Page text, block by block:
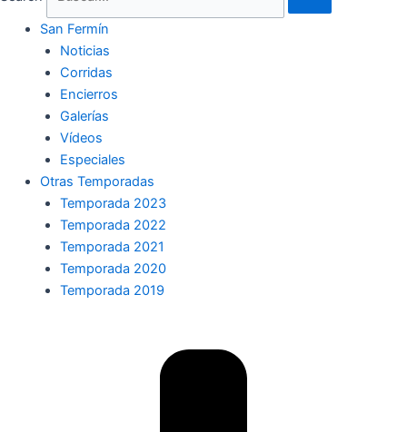
San Fermín
Noticias
Corridas
Encierros
Galerías
Vídeos
Especiales
Otras Temporadas
Temporada 2023
Temporada 2022
Temporada 2021
Temporada 2020
Temporada 2019